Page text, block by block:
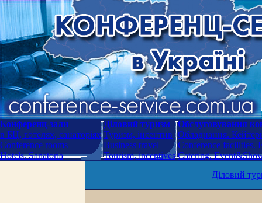
Конференц-зали
в БЦ, готелях, санаторіях
Conference rooms
Hotels. Sanatoria
Діловий туризм
Туризм, інсентив
Business travel
Tourism, incentives
Обслуговування
Обладнання.
Conference facilities.
Catering.
Діловий